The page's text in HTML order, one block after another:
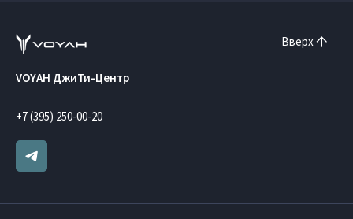
Вверх
VOYAH ДжиТи-Центр
+7 (395) 250-00-20